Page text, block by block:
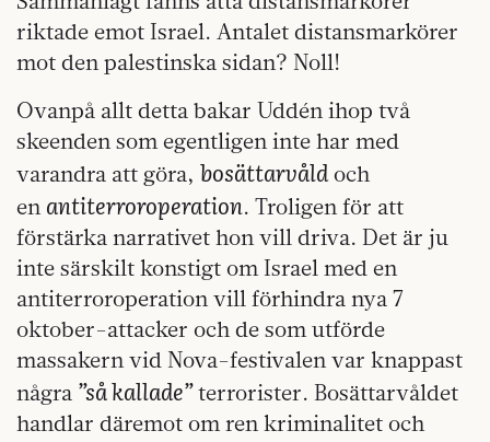
riktade emot Israel. Antalet distansmarkörer
mot den palestinska sidan? Noll!
Ovanpå allt detta bakar Uddén ihop två
skeenden som egentligen inte har med
varandra att göra, bosättarvåldoch
en antiterroroperation. Troligen för att
förstärka narrativet hon vill driva. Det är ju
inte särskilt konstigt om Israel med en
antiterroroperation vill förhindra nya 7
oktober-attacker och de som utförde
massakern vid Nova-festivalen var knappast
några ”så kallade”terrorister. Bosättarvåldet
handlar däremot om ren kriminalitet och